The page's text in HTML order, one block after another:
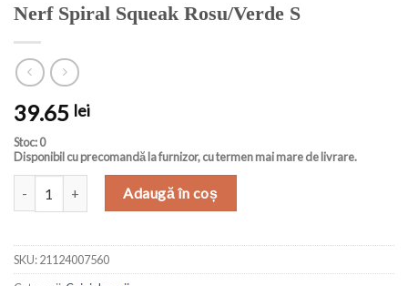
Nerf Spiral Squeak Rosu/Verde S
39.65 lei
Stoc: 0
Disponibil cu precomandă la furnizor, cu termen mai mare de livrare.
Cantitate Nerf Spiral Squeak Rosu/Verde S
Adaugă în coș
SKU:21124007560